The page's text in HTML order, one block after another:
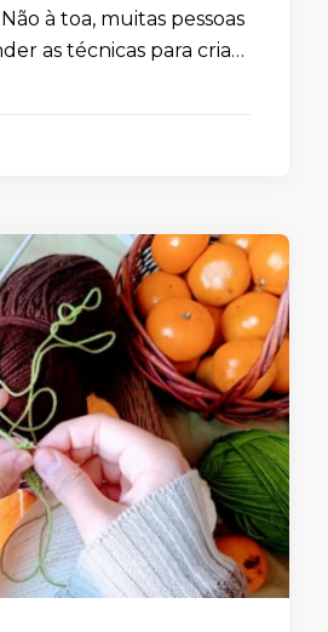
à toa, muitas pessoas
as técnicas para criar